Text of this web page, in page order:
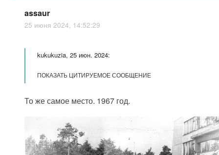
assaur
25 июня 2024, 14:52:29
kukukuzia, 25 июн. 2024:
ПОКАЗАТЬ ЦИТИРУЕМОЕ СООБЩЕНИЕ
То же самое место. 1967 год.